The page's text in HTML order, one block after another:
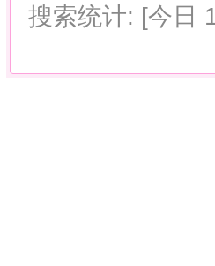
搜索统计: [今日